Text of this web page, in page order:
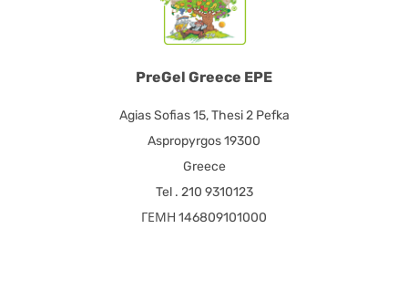
PreGel Greece EPE
Agias Sofias 15, Thesi 2 Pefka
Aspropyrgos 19300
Greece
Tel . 210 9310123
ΓΕΜΗ 146809101000